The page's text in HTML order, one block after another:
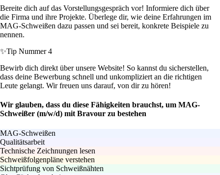
Bereite dich auf das Vorstellungsgespräch vor! Informiere dich über
die Firma und ihre Projekte. Überlege dir, wie deine Erfahrungen im
MAG-Schweißen dazu passen und sei bereit, konkrete Beispiele zu
nennen.
✨Tip Nummer 4
Bewirb dich direkt über unsere Website! So kannst du sicherstellen,
dass deine Bewerbung schnell und unkompliziert an die richtigen
Leute gelangt. Wir freuen uns darauf, von dir zu hören!
Wir glauben, dass du diese Fähigkeiten brauchst, um MAG-
Schweißer (m/w/d) mit Bravour zu bestehen
MAG-Schweißen
Qualitätsarbeit
Technische Zeichnungen lesen
Schweißfolgenpläne verstehen
Sichtprüfung von Schweißnähten